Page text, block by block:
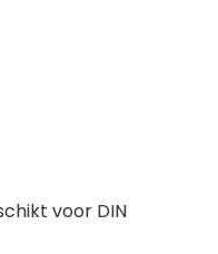
voor DIN